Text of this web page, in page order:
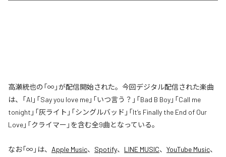
高瀬統也の「∞」が配信開始された。今回デジタル配信された楽曲
は、「AI」「Say you love me」「いつ言う？」「Bad B Boy」「Call me
tonight」「灰ライト」「シングルバッド」「It’s Finally the End of Our
Love」「クライマー」を含む全9曲となっている。
なお「∞ 」は、 Apple Music、 Spotify、 LINE MUSIC、 YouTube Music、